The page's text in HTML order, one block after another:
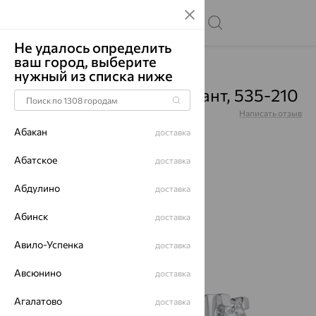
Главная Каталог Серьги Бриллиант
Серьги, золото, бриллиант, 535-210
Артикул:535-210 Написать отзыв
Не удалось определить
ваш город, выберите
нужный из списка ниже
Абакан доставка
Абатское доставка
Абдулино доставка
Абинск доставка
Авило-Успенка доставка
Авсюнино доставка
Агалатово доставка